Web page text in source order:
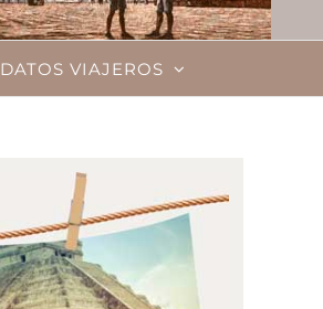
DATOS VIAJEROS